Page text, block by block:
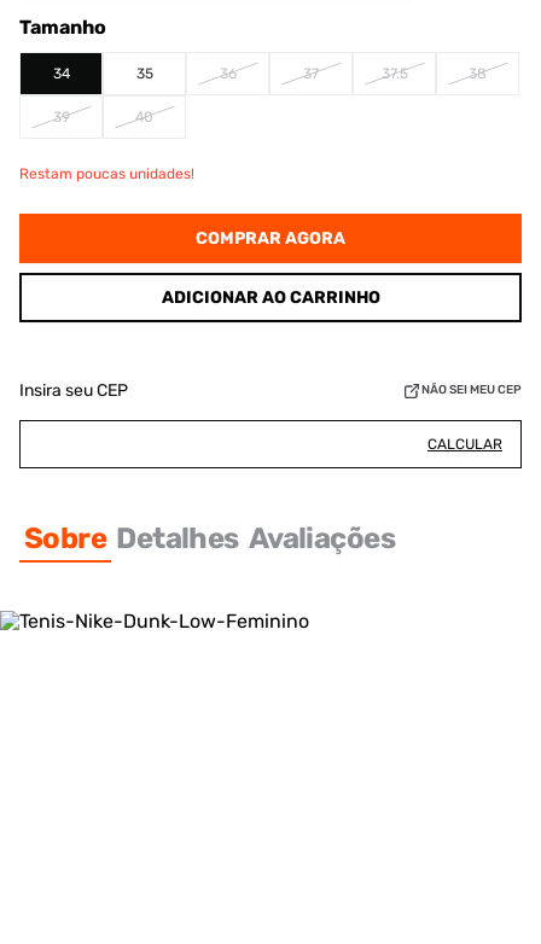
Tamanho
34 35 36 37 37.5 38
39 40
Restam poucas unidades!
COMPRAR AGORA
ADICIONAR AO CARRINHO
Insira seu CEP NÃO SEI MEU CEP
CALCULAR
Sobre Detalhes Avaliações